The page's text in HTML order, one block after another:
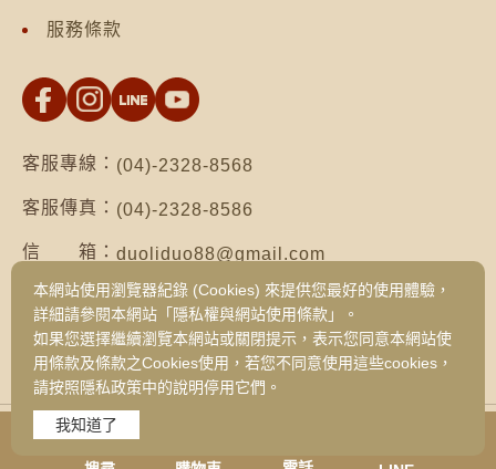
服務條款
客服專線： (04)-2328-8568
客服傳真： (04)-2328-8586
信 箱： duoliduo88@gmail.com
地 址：台南市仁德區保安路二段552號（台南總公
司）
台中市西區健行路1049號3樓之19（台中
旗艦門市）
Copyright © 2026 DUO LI DUO FOODS CORPORATION
All Rights Reserved. Designed By
本網站使用瀏覽器紀錄 (Cookies) 來提供您最好的使用體驗，
詳細請參閱本網站「隱私權與網站使用條款」。
如果您選擇繼續瀏覽本網站或關閉提示，表示您同意本網站使
用條款及條款之Cookies使用，若您不同意使用這些cookies，
請按照隱私政策中的說明停用它們。
我知道了